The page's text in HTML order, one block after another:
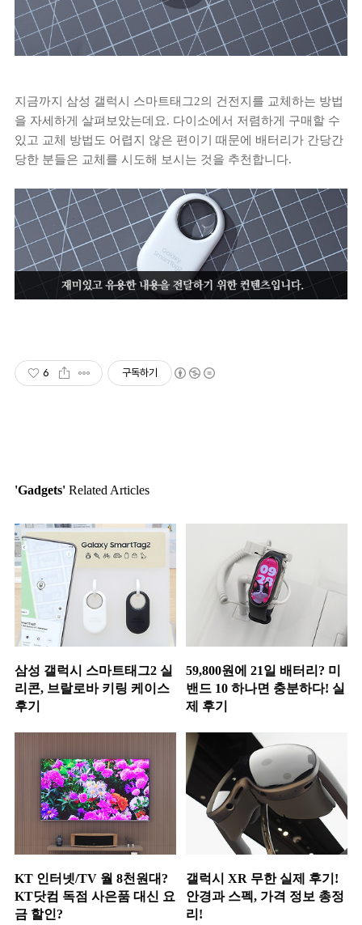
지금까지 삼성 갤럭시 스마트태그2의 건전지를 교체하는 방법
을 자세하게 살펴보았는데요. 다이소에서 저렴하게 구매할 수
있고 교체 방법도 어렵지 않은 편이기 때문에 배터리가 간당간
당한 분들은 교체를 시도해 보시는 것을 추천합니다.
6 구독하기
'Gadgets' Related Articles
삼성 갤럭시 스마트태그2 실
리콘, 브랄로바 키링 케이스
후기
59,800원에 21일 배터리? 미
밴드 10 하나면 충분하다! 실
제 후기
KT 인터넷/TV 월 8천원대?
KT닷컴 독점 사은품 대신 요
금 할인?
갤럭시 XR 무한 실제 후기!
안경과 스펙, 가격 정보 총정
리!